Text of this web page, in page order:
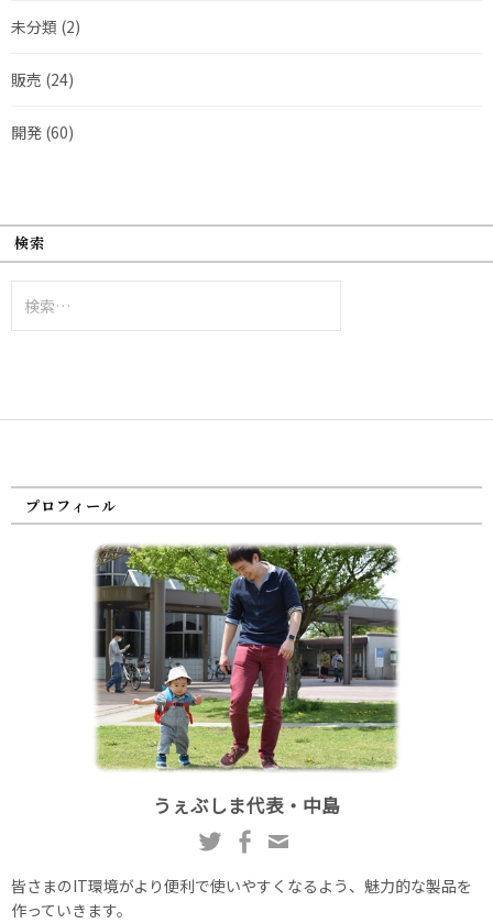
未分類 (2)
販売 (24)
開発 (60)
検索
索:
プロフィール
うぇぶしま代表・中島
皆さまのIT環境がより便利で使いやすくなるよう、魅力的な製品を
作っていきます。